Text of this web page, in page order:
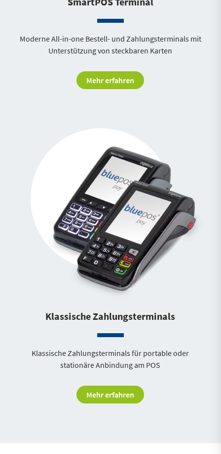
Moderne All-in-one Bestell- und Zahlungsterminals mit
Unterstützung von steckbaren Karten
Mehr erfahren
Klassische Zahlungsterminals
Klassische Zahlungsterminals für portable oder
stationäre Anbindung am POS
Mehr erfahren